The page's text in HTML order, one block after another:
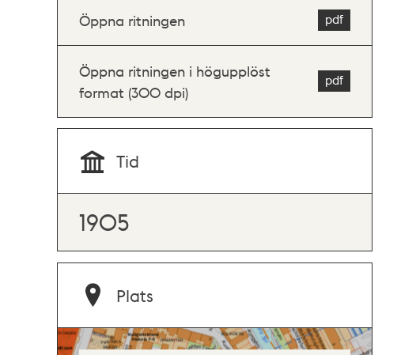
Öppna ritningen
Öppna ritningen i högupplöst
format (300 dpi)
Tid
1905
Plats